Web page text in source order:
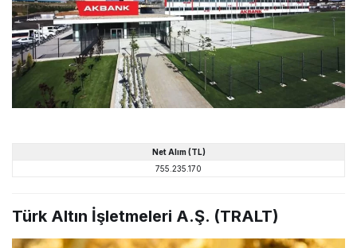
Net Alım(TL)
755.235.170
Türk Altın İşletmeleri A.Ş. (TRALT)